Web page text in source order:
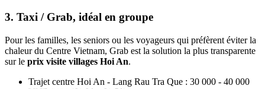
3. Taxi / Grab, idéal en groupe
Pour les familles, les seniors ou les voyageurs qui préfèrent éviter la
chaleur du Centre Vietnam, Grab est la solution la plus transparente
sur le prix visite villages Hoi An.
Trajet centre Hoi An - Lang Rau Tra Que : 30 000 - 40 000